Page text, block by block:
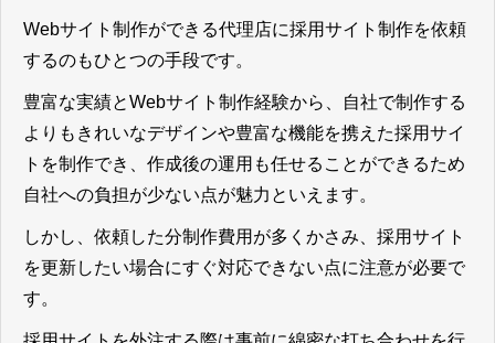
Webサイト制作ができる代理店に採用サイト制作を依頼
するのもひとつの手段です。
豊富な実績とWebサイト制作経験から、自社で制作する
よりもきれいなデザインや豊富な機能を携えた採用サイ
トを制作でき、作成後の運用も任せることができるため
自社への負担が少ない点が魅力 といえます。
しかし、依頼した分制作費用が多くかさみ、採用サイト
を更新したい場合にすぐ対応できない点に注意が必要で
す。